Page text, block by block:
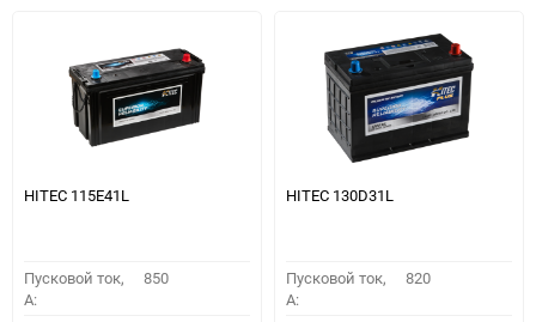
HITEC 115E41L
Пусковой ток,
A:
850
HITEC 130D31L
Пусковой ток,
A:
820